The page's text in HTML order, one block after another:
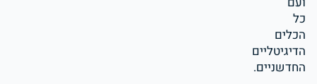
כל
הכלים
הדיגיטליים
החדשניים.